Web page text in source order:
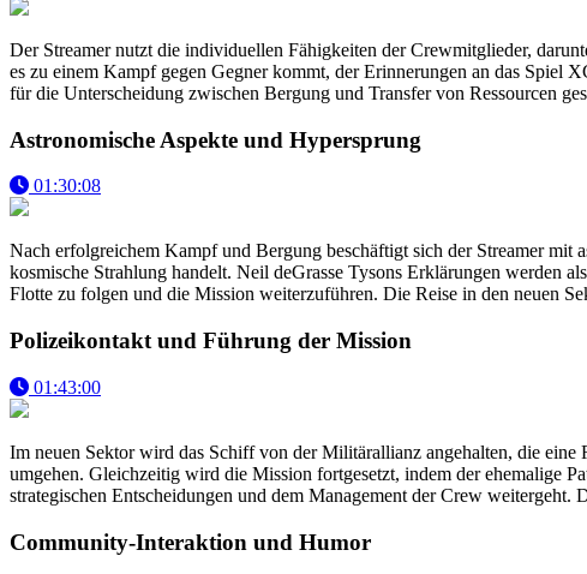
Der Streamer nutzt die individuellen Fähigkeiten der Crewmitglieder,
es zu einem Kampf gegen Gegner kommt, der Erinnerungen an das Spiel
für die Unterscheidung zwischen Bergung und Transfer von Ressourcen
Astronomische Aspekte und Hypersprung
01:30:08
Nach erfolgreichem Kampf und Bergung beschäftigt sich der Streamer
kosmische Strahlung handelt. Neil deGrasse Tysons Erklärungen werden
Flotte zu folgen und die Mission weiterzuführen. Die Reise in den neuen
Polizeikontakt und Führung der Mission
01:43:00
Im neuen Sektor wird das Schiff von der Militärallianz angehalten, die
umgehen. Gleichzeitig wird die Mission fortgesetzt, indem der ehemalige
strategischen Entscheidungen und dem Management der Crew
Community-Interaktion und Humor